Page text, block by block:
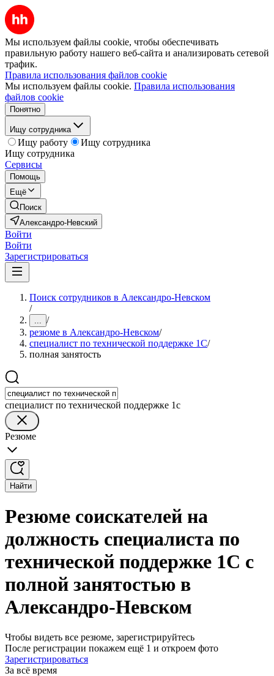
Мы используем файлы cookie, чтобы обеспечивать
правильную работу нашего веб-сайта и анализировать сетевой
трафик.
Правила использования файлов cookie
Мы используем файлы cookie. Правила использования
файлов cookie
Понятно
Ищу сотрудника
Ищу работу
Ищу сотрудника
Ищу сотрудника
Сервисы
Помощь
Ещё
Поиск
Александро-Невский
Войти
Войти
Зарегистрироваться
Поиск сотрудников в Александро-Невском
/
... /
резюме в Александро-Невском/
специалист по технической поддержке 1С/
полная занятость
специалист по технической поддержке 1с
Резюме
Найти
Резюме соискателей на
должность специалиста по
технической поддержке 1С с
полной занятостью в
Александро-Невском
Чтобы видеть все резюме, зарегистрируйтесь
После регистрации покажем ещё 1 и откроем фото
Зарегистрироваться
За всё время